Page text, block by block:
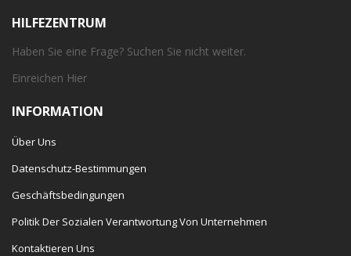
HILFEZENTRUM
Haben Sie eine Frage? Suchen Sie nicht weiter.
Einreichen Hier
INFORMATION
Über Uns
Datenschutz-Bestimmungen
Geschäftsbedingungen
Politik Der Sozialen Verantwortung Von Unternehmen
Kontaktieren Uns